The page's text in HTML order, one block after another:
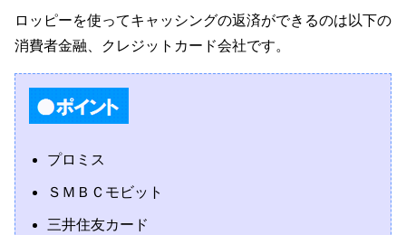
ロッピーを使ってキャッシングの返済ができるのは以下の
消費者金融、クレジットカード会社です。
プロミス
ＳＭＢＣモビット
三井住友カード